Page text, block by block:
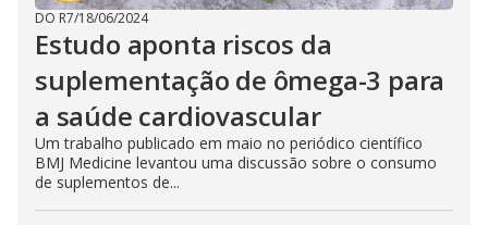
DO R7/18/06/2024
Estudo aponta riscos da
suplementação de ômega-3 para
a saúde cardiovascular
Um trabalho publicado em maio no periódico científico
BMJ Medicine levantou uma discussão sobre o consumo
de suplementos de...